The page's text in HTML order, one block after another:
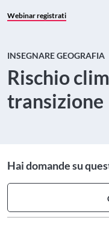
Webinar registrati
INSEGNARE GEOGRAFIA
Rischio
transizione
Hai domande su